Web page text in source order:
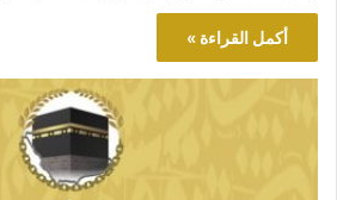
أكمل القراءة »